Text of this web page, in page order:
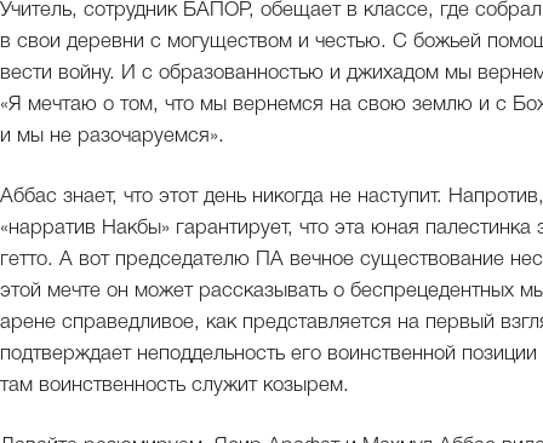
Учитель, сотрудник БАПОР, обещает в классе, где
в свои деревни с могуществом и честью. С божьей
вести войну. И с образованностью и джихадом мы
«Я мечтаю о том, что мы вернемся на свою землю и с
и мы не разочаруемся».
Аббас знает, что этот день никогда не наступит.
«нарратив Накбы» гарантирует, что эта юная
гетто. А вот председателю ПА вечное существование
этой мечте он может рассказывать о беспрецедентных
арене справедливое, как представляется на первый
подтверждает неподдельность его воинственной
там воинственность служит козырем.